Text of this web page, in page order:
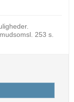
253 s.